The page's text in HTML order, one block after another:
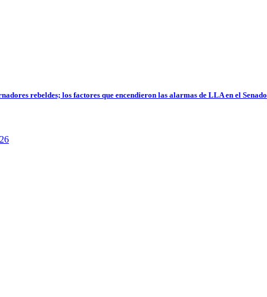
rebeldes; los factores que encendieron las alarmas de LLA en el Senado